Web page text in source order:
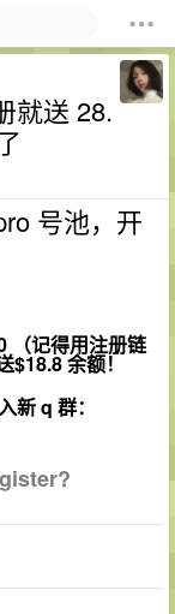
就送 28.
号池，开
（记得用注册链
$18.8 余额！
新 q 群：